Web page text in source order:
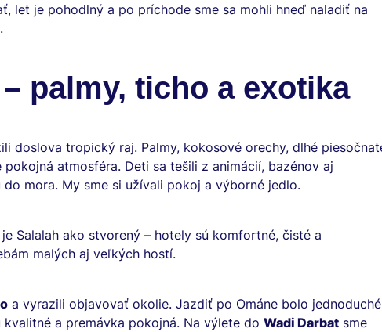
let je pohodlný a po príchode sme sa mohli hneď naladiť na
palmy, ticho a exotika
doslova tropický raj. Palmy, kokosové orechy, dlhé
pokojná atmosféra. Deti sa tešili z animácií, bazénov aj
mora. My sme si užívali pokoj a výborné jedlo.
je Salalah ako stvorený – hotely sú komfortné, čisté a
malých aj veľkých hostí.
a vyrazili objavovať okolie. Jazdiť po Ománe bolo
kvalitné a premávka pokojná. Na výlete do Wadi Darbat sme